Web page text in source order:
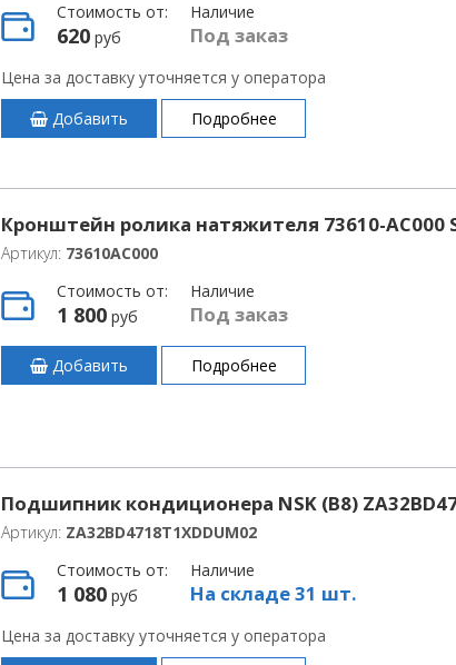
Стоимость от:
620руб
Наличие
Под заказ
Цена за доставку уточняется у оператора
Добавить
Подробнее
Кронштейн ролика натяжителя 73610-AC000
Артикул: 73610AC000
Стоимость от:
1 800руб
Наличие
Под заказ
Добавить Подробнее
Подшипник кондиционера NSK (B8)
Артикул: ZA32BD4718T1XDDUM02
Стоимость от:
1 080руб
Наличие
На складе 31 шт.
Цена за доставку уточняется у оператора